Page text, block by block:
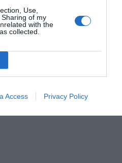
Use,
of my
with the
collected.
Access Privacy Policy